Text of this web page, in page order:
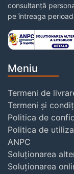
consultanță
pe întreaga
Meniu
Termeni de
Termeni și
Politica de
Politica de
ANPC
Soluționarea
Soluționarea